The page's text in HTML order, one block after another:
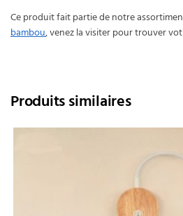
Ce produit fait partie de notre
bambou, venez la visiter pour trouver
Produits similaires